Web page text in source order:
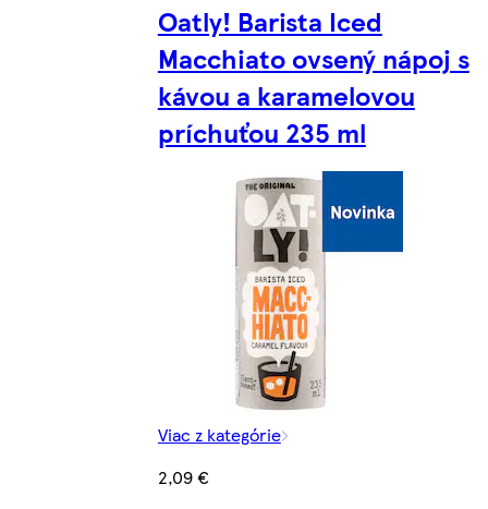
Oatly! Barista Iced
Macchiato ovsený nápoj s
kávou a karamelovou
príchuťou 235 ml
Viac z kategórie
2,09 €